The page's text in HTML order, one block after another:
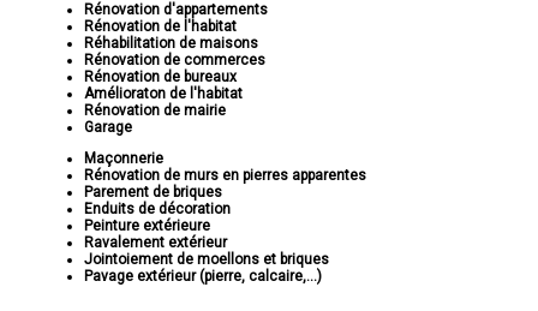
Rénovation d'appartements
Rénovation de l'habitat
Réhabilitation de maisons
Rénovation de commerces
Rénovation de bureaux
Amélioraton de l'habitat
Rénovation de mairie
Garage
Maçonnerie
Rénovation de murs en pierres apparentes
Parement de briques
Enduits de décoration
Peinture extérieure
Ravalement extérieur
Jointoiement de moellons et briques
Pavage extérieur (pierre, calcaire,...)